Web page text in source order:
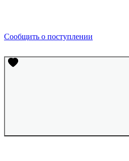
Сообщить о поступлении